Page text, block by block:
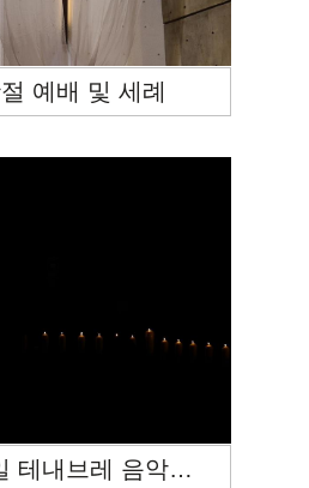
예배 및 세례
'26 성 금요일 테내브레 음악예배